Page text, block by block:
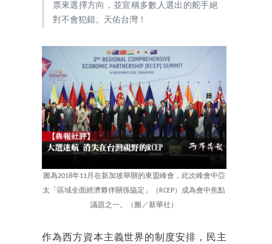
票來選擇方向，並宣稱多數人選出的舵手絕
對不會犯錯。天佑台灣！
圖為2018年11月在新加坡舉辦的東盟峰會，此次峰會中亞
太「區域全面經濟夥伴關係協定」（RCEP）成為會中焦點
議題之一。（圖／新華社）
作為西方資本主義世界的制度安排，民主